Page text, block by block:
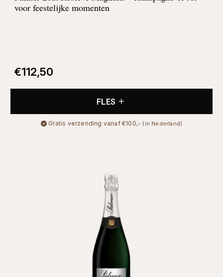
voor feestelijke momenten
€112,50
FLES
Gratis verzending vanaf €100,- (in Nederland)